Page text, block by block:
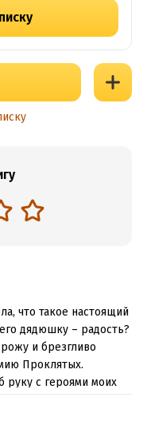
что такое настоящий
дядюшку – радость?
и брезгливо
Проклятых.
руку с героями моих